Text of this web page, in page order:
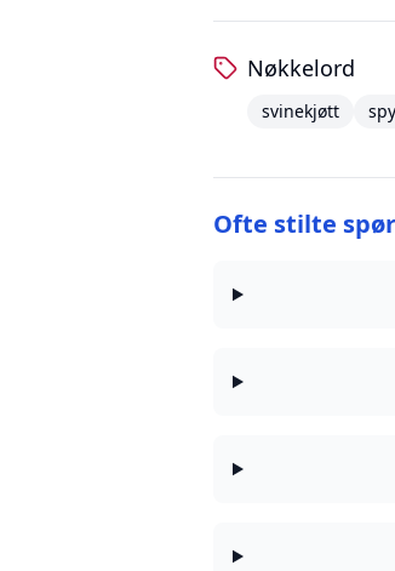
Nøkkelord
svinekjøtt
Ofte stilte